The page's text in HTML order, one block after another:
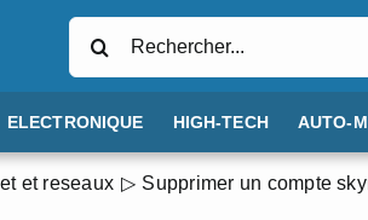
ELECTRONIQUE HIGH-TECH AUTO-
et reseaux Supprimer un compte